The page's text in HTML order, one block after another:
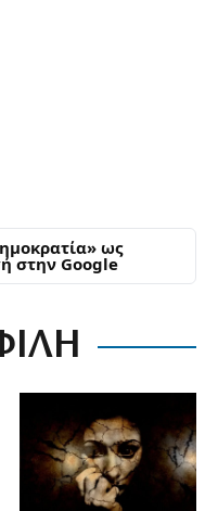
ως
στην Google